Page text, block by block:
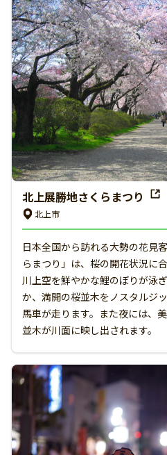
北上展勝地さくらまつり
北上市
日本全国から訪れる大勢の花見
らまつり」は、桜の開花状況に
川上空を鮮やかな鯉のぼりが泳
か、満開の桜並木をノスタルジ
馬車が走ります。また夜には、
並木が川面に映し出されます。